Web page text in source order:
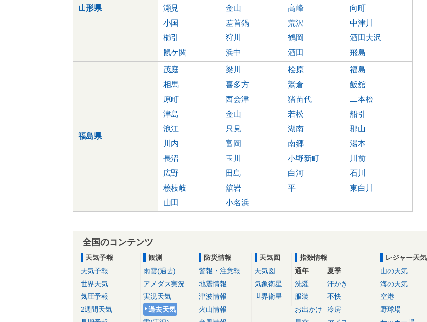
山形県
瀬見
金山 高峰
向町
小国
差首鍋 荒沢
中津川
櫛引
狩川 鶴岡
酒田大沢
鼠ケ関
浜中 酒田 飛島
福島県
茂庭 梁川 桧原
福島
相馬
喜多方 鷲倉
飯舘
原町
西会津 猪苗代
二本松
津島
金山 若松
船引
浪江
只見 湖南
郡山
川内
富岡 南郷
湯本
長沼
玉川 小野新町
川前
広野
田島 白河
石川
桧枝岐
舘岩 平
東白川
山田
小名浜
全国のコンテンツ
天気予報
天気予報
世界天気
気圧予報
2週間天気
観測
雨雲(過去)
アメダス実況
実況天気
過去天気
防災情報
警報・注意報
地震情報
津波情報
火山情報
天気図
天気図
気象衛星
世界衛星
指数情報
通年
洗濯
服装
お出かけ
夏季
汗かき
不快
冷房
レジャー天気
山の天気
海の天気
空港
野球場